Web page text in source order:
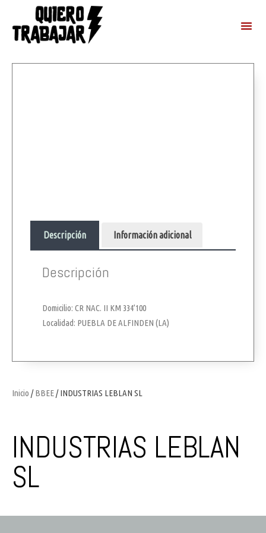
Inicio /BBEE/ INDUSTRIAS LEBLAN SL
INDUSTRIAS LEBLAN
SL
Descripción Información adicional
Descripción
Domicilio: CR NAC. II KM 334’100
Localidad: PUEBLA DE ALFINDEN (LA)